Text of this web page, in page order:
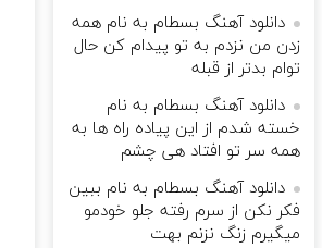
دانلود آهنگ بسطام به نام همه
زدن من نزدم به تو پیدام کن حال
توام بدتر از قبله
دانلود آهنگ بسطام به نام
خسته شدم از این پیاده راه ها به
همه سر تو افتاد هی چشم
دانلود آهنگ بسطام به نام ببین
فکر نکن از سرم رفته جلو خودمو
میگیرم زنگ نزنم بهت